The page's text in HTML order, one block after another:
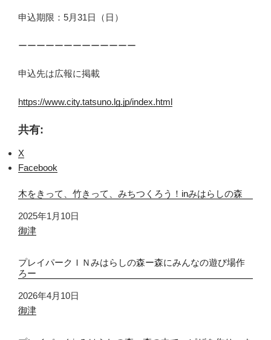
申込期限：5月31日（日）
ーーーーーーーーーーーーー
申込先は広報に掲載
https://www.city.tatsuno.lg.jp/index.html
共有:
X
Facebook
木をきって、竹きって、みちつくろう！inみはらしの森
日付
2025年1月10日
関連理由
御津
プレイパークＩＮみはらしの森ー森にみんなの遊び場作
ろー
日付
2026年4月10日
関連理由
御津